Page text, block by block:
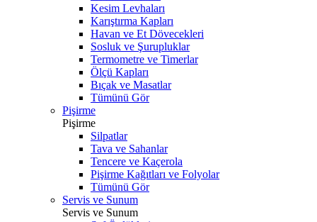
Kesim Levhaları
Karıştırma Kapları
Havan ve Et Dövecekleri
Sosluk ve Şurupluklar
Termometre ve Timerlar
Ölçü Kapları
Bıçak ve Masatlar
Tümünü Gör
Pişirme
Pişirme
Silpatlar
Tava ve Sahanlar
Tencere ve Kaçerola
Pişirme Kağıtları ve Folyolar
Tümünü Gör
Servis ve Sunum
Servis ve Sunum